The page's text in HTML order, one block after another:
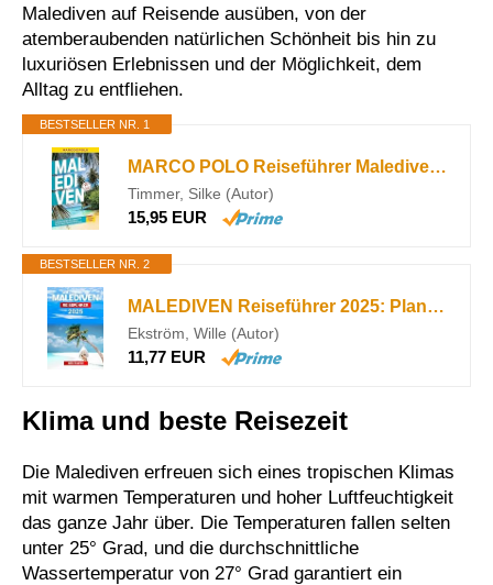
Malediven auf Reisende ausüben, von der
atemberaubenden natürlichen Schönheit bis hin zu
luxuriösen Erlebnissen und der Möglichkeit, dem
Alltag zu entfliehen.
BESTSELLER NR. 1
MARCO POLO Reiseführer Malediven: Reisen mit Insider-Tipps. Inkl. kostenloser Touren-App
Timmer, Silke (Autor)
15,95 EUR
BESTSELLER NR. 2
MALEDIVEN Reiseführer 2025: Planen Sie Ihre Reise mit Profi-Tipps zu Sehenswürdigkeiten, die Sie nicht verpassen sollten, Outdoor-Abenteuern, ... und lokalen kulinarischen Erlebnissen
Ekström, Wille (Autor)
11,77 EUR
Klima und beste Reisezeit
Die Malediven erfreuen sich eines tropischen Klimas
mit warmen Temperaturen und hoher Luftfeuchtigkeit
das ganze Jahr über. Die Temperaturen fallen selten
unter 25° Grad, und die durchschnittliche
Wassertemperatur von 27° Grad garantiert ein